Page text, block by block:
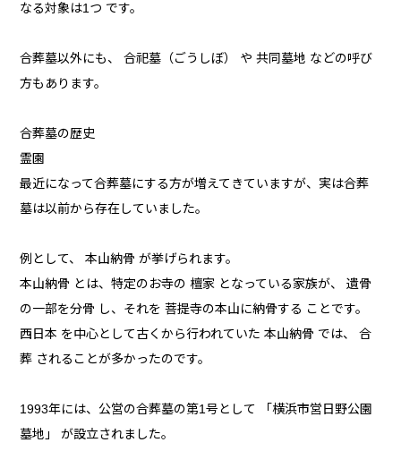
なる対象は1つ です。
合葬墓以外にも、 合祀墓（ごうしぼ） や 共同墓地 などの呼び
方もあります。
合葬墓の歴史
霊園
最近になって合葬墓にする方が増えてきていますが、実は合葬
墓は以前から存在していました。
例として、 本山納骨 が挙げられます。
本山納骨 とは、特定のお寺の 檀家 となっている家族が、 遺骨
の一部を分骨 し、それを 菩提寺の本山に納骨する ことです。
西日本 を中心として古くから行われていた 本山納骨 では、 合
葬 されることが多かったのです。
1993年には、公営の合葬墓の第1号として 「横浜市営日野公園
墓地」 が設立されました。